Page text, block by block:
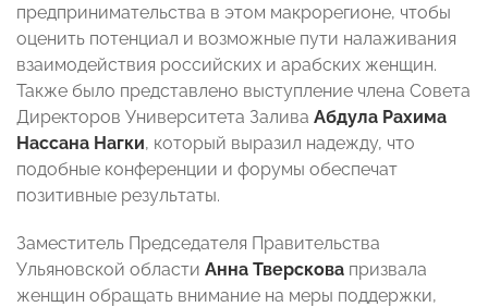
предпринимательства в этом макрорегионе, чтобы
оценить потенциал и возможные пути налаживания
взаимодействия российских и арабских женщин.
Также было представлено выступление члена Совета
Директоров Университета Залива Абдула Рахима
Нассана Нагки, который выразил надежду, что
подобные конференции и форумы обеспечат
позитивные результаты.
Заместитель Председателя Правительства
Ульяновской области Анна Тверскова призвала
женщин обращать внимание на меры поддержки,